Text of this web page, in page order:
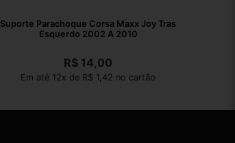
Suporte Parachoque Corsa Maxx Joy Tras
Esquerdo 2002 A 2010
R$ 14,00
Em até 12x de R$ 1,42 no cartão